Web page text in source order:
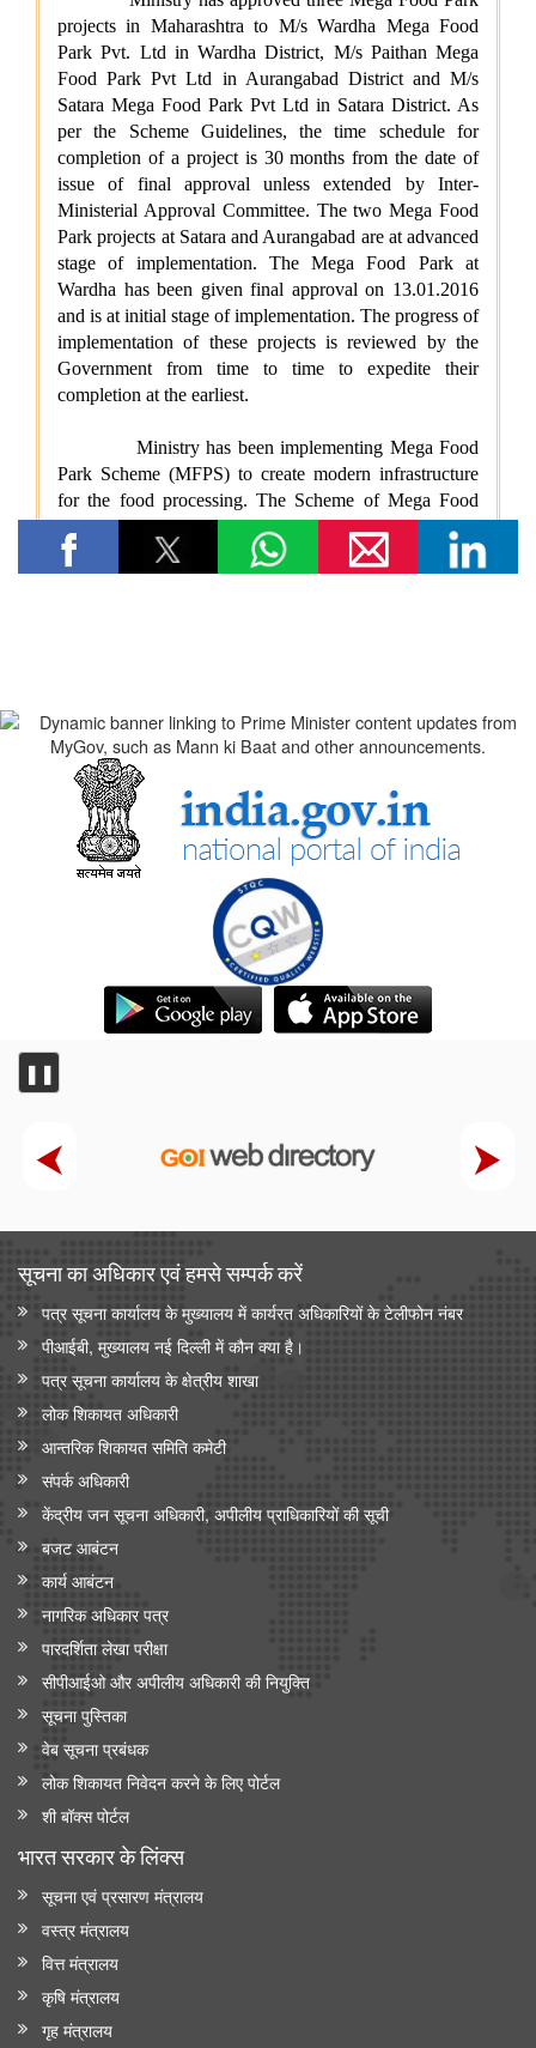
❚❚
सूचना का अधिकार एवं हमसे सम्‍पर्क करें
पत्र सूचना कार्यालय के मुख्यालय में कार्यरत अधिकारियों के टेलीफोन नंबर
पीआईबी, मुख्यालय नई दिल्ली में कौन क्या है।
पत्र सूचना कार्यालय के क्षेत्रीय शाखा
लोक शिकायत अधिकारी
आन्‍तरिक शिकायत समिति कमेटी
संपर्क अधिकारी
केंद्रीय जन सूचना अधिकारी, अपीलीय प्राधिकारियों की सूची
बजट आबंटन
कार्य आबंटन
नागरिक अधिकार पत्र
पारदर्शिता लेखा परीक्षा
सीपीआईओ और अपी‍लीय अधिकारी की नियुक्ति
सूचना पुस्तिका
वेब सूचना प्रबंधक
लोक शिकायत निवेदन करने के लिए पोर्टल
शी बॉक्स पोर्टल
भारत सरकार के लिंक्‍स
सूचना एवं प्रसारण मंत्रालय
वस्त्र मंत्रालय
वित्त मंत्रालय
कृषि मंत्रालय
गृह मंत्रालय